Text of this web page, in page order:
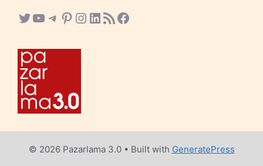
Twitter
YouTube
Telegram
Pinterest
Instagram
LinkedIn
RSS FeedFacebook
© 2026 Pazarlama 3.0• Built with GeneratePress